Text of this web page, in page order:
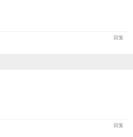
回复
回复